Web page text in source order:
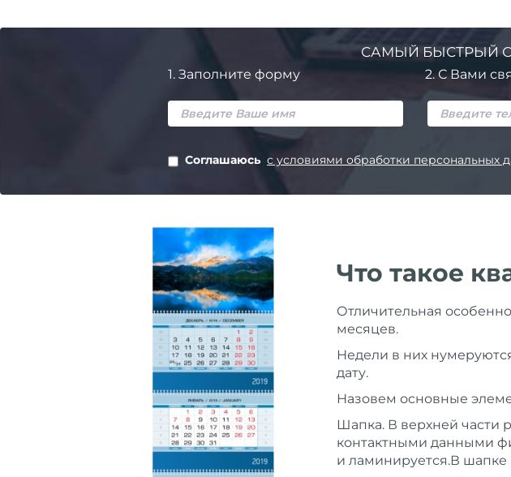
САМЫЙ БЫСТРЫЙ
1. Заполните форму 2.С Вами
Соглашаюсь с условиями обработки персональных
Что такое
Отличительная
месяцев.
Недели в них
дату.
Назовем основные
Шапка. В верхней части
контактными данными
и ламинируется.В шапке